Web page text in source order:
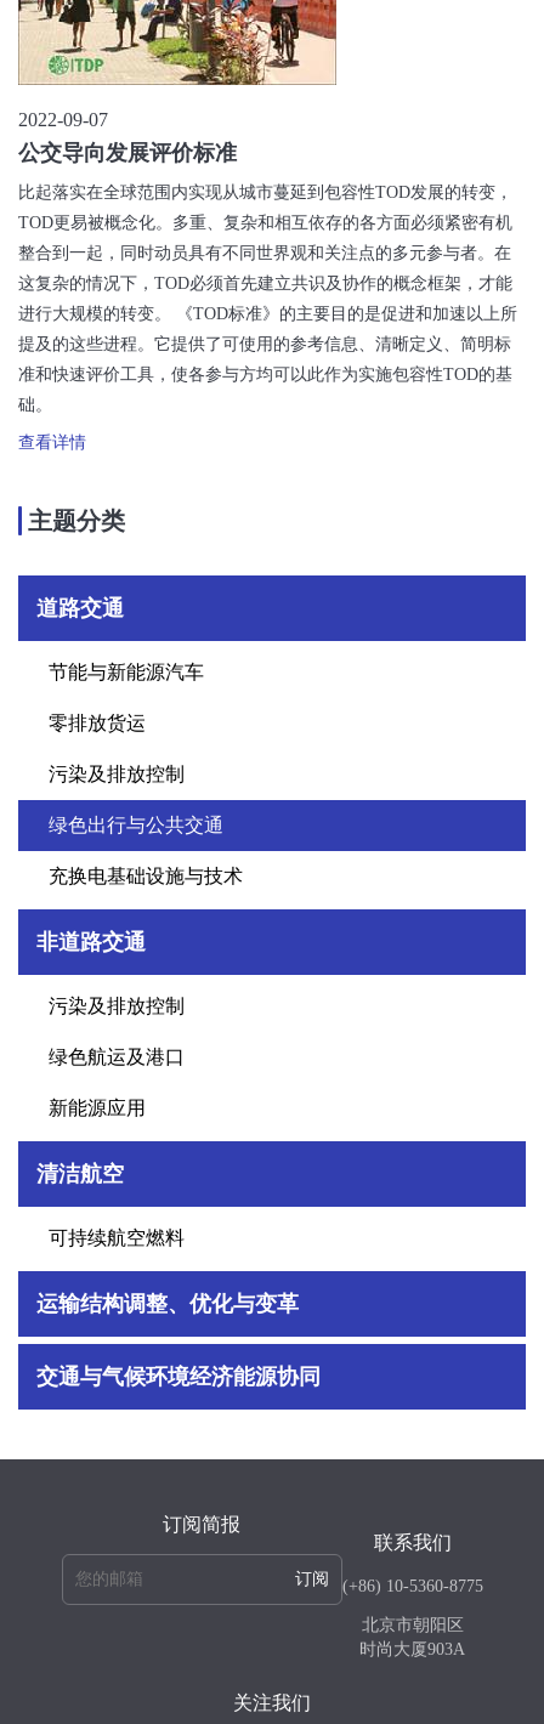
2022-09-07
公交导向发展评价标准
比起落实在全球范围内实现从城市蔓延到包容性TOD发展的转变，
TOD更易被概念化。多重、复杂和相互依存的各方面必须紧密有机
整合到一起，同时动员具有不同世界观和关注点的多元参与者。在
这复杂的情况下，TOD必须首先建立共识及协作的概念框架，才能
进行大规模的转变。 《TOD标准》的主要目的是促进和加速以上所
提及的这些进程。它提供了可使用的参考信息、清晰定义、简明标
准和快速评价工具，使各参与方均可以此作为实施包容性TOD的基
础。
查看详情
主题分类
道路交通
节能与新能源汽车
零排放货运
污染及排放控制
绿色出行与公共交通
充换电基础设施与技术
非道路交通
污染及排放控制
绿色航运及港口
新能源应用
清洁航空
可持续航空燃料
运输结构调整、优化与变革
交通与气候环境经济能源协同
订阅简报
订阅
联系我们
(+86) 10-5360-8775
北京市朝阳区
时尚大厦903A
关注我们